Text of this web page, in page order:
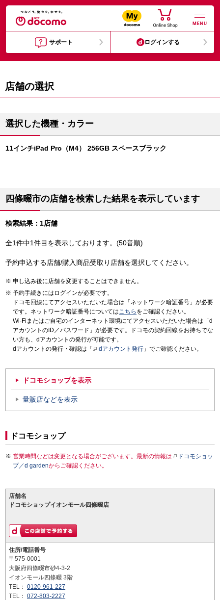
MENU
サポート ログインする
店舗の選択
選択した機種・カラー
11インチiPad Pro（M4） 256GB スペースブラック
四條畷市の店舗を検索した結果を表示しています
検索結果：1店舗
全1件中1件目を表示しております。(50音順)
予約申込する店舗/購入商品受取り店舗を選択してください。
申し込み後に店舗を変更することはできません。
予約手続きにはログインが必要です。
ドコモ回線にてアクセスいただいた場合は「ネットワーク暗証番号」が必要
です。ネットワーク暗証番号についてはこちら をご確認ください。
Wi-Fiまたはご自宅のインターネット環境にてアクセスいただいた場合は「d
アカウントのID／パスワード」が必要です。ドコモの契約回線をお持ちでな
い方も、dアカウントの発行が可能です。
dアカウントの発行・確認は「
dアカウント発行 」でご確認ください。
ドコモショップを表示
量販店などを表示
ドコモショップ
営業時間などは変更となる場合がございます。最新の情報は
ドコモショッ
プ／d gardenからご確認ください。
店舗名
ドコモショップイオンモール四條畷店
住所/電話番号
〒575-0001
大阪府四條畷市砂4-3-2
イオンモール四條畷 3階
TEL： 0120-961-227
TEL： 072-803-2227